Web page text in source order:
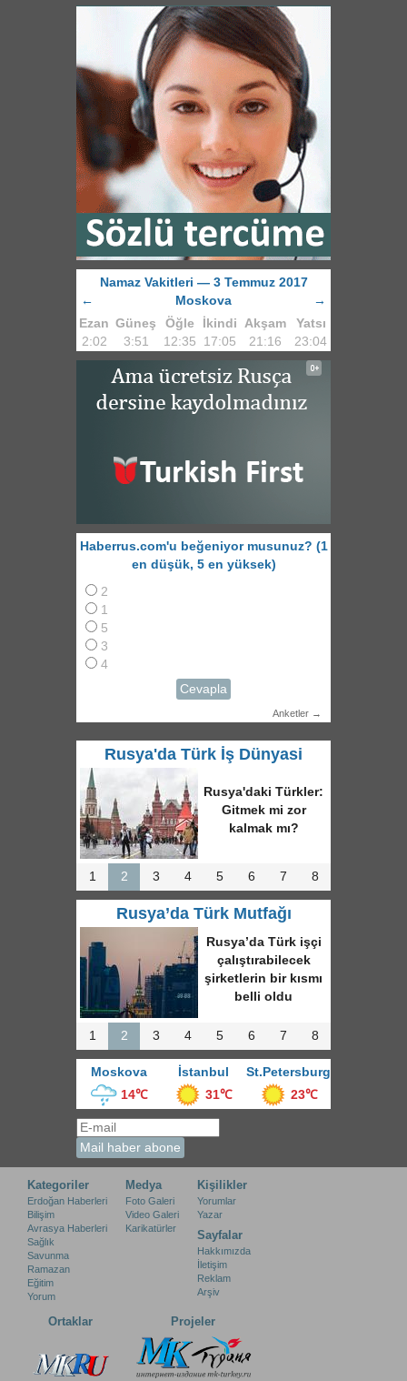
Namaz Vakitleri — 3 Temmuz 2017
←
Moskova
→
Ezan Güneş Öğle İkindi Akşam
Yatsı
2:02
3:51 12:35 17:05 21:16 23:04
Haberrus.com'u beğeniyor musunuz? (1
en düşük, 5 en yüksek)
2
1
5
3
4
Cevapla
Anketler →
Rusya'da Türk İş Dünyasi
Rusya'daki Türkler:
Gitmek mi zor
kalmak mı?
1 2 3 4 5 6 7 8
Rusya’da Türk Mutfağı
Rusya’da Türk işçi
çalıştırabilecek
şirketlerin bir kısmı
belli oldu
1 2 3 4 5 6 7 8
Moskova İstanbul
St.Petersburg
14℃
31℃ 23℃
Kategoriler
Erdoğan Haberleri
Bilişim
Avrasya Haberleri
Sağlık
Savunma
Ramazan
Eğitim
Yorum
Medya
Foto Galeri
Video Galeri
Karikatürler
Kişilikler
Yorumlar
Yazar
Sayfalar
Hakkımızda
İletişim
Reklam
Arşiv
Ortaklar Projeler